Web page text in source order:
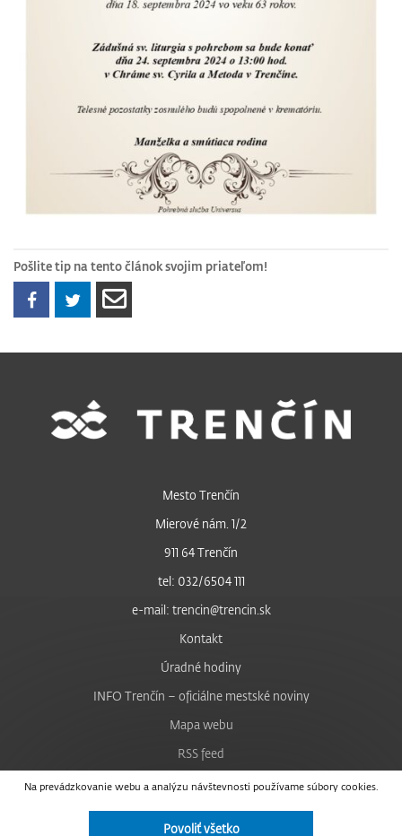
Pošlite tip na tento článok svojim priateľom!
Na prevádzkovanie webu a analýzu návštevnosti používame súbory cookies.
Povoliť všetko
Mesto Trenčín
Mierové nám. 1/2
911 64 Trenčín
tel: 032/6504 111
e-mail: trencin@trencin.sk
Kontakt
Úradné hodiny
INFO Trenčín – oficiálne mestské noviny
Mapa webu
RSS feed
Nastavenie cookies
Facebook